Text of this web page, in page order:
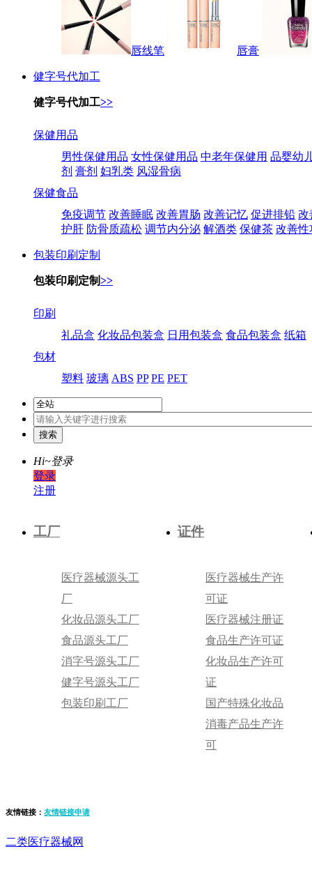
唇线笔 唇膏
健字号代加工
健字号代加工>>
保健用品
男性保健用品 女性保健用品 中老年保健用 品婴幼
剂 膏剂 妇乳类 风湿骨病
保健食品
免疫调节 改善睡眠 改善胃肠 改善记忆 促进排铅 改
护肝 防骨质疏松 调节内分泌 解酒类 保健茶 改善性
包装印刷定制
包装印刷定制>>
印刷
礼品盒 化妆品包装盒 日用包装盒 食品包装盒 纸箱
包材
塑料 玻璃 ABS PP PE PET
Hi~登录
登录
注册
工厂
医疗器械源头工
厂
化妆品源头工厂
食品源头工厂
消字号源头工厂
健字号源头工厂
包装印刷工厂
证件
医疗器械生产许
可证
医疗器械注册证
食品生产许可证
化妆品生产许可
证
国产特殊化妆品
消毒产品生产许
可
友情链接： 友情链接申请
二类医疗器械网